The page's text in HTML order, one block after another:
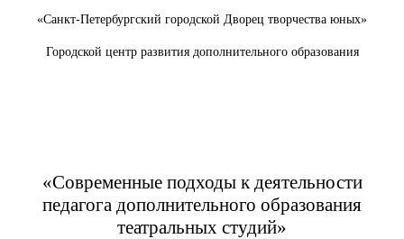
«Санкт-Петербургский городской Дворец творчества юных»
Городской центр развития дополнительного образования
«Современные подходы к деятельности
педагога дополнительного образования
театральных студий»